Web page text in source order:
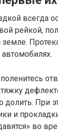
всегда
рейкой,
земле.
При
и
во